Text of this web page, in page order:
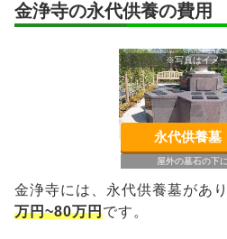
金浄寺の永代供養の費用
屋外の墓石の下
※写真はイメ
永代供養
金浄寺には、永代供養墓があり
万円~80万円です。